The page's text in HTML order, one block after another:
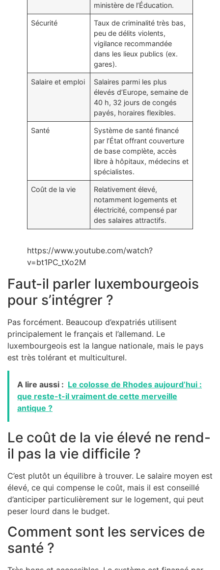
ministère de l’Éducation.
Sécurité
Taux de criminalité très bas,
peu de délits violents,
vigilance recommandée
dans les lieux publics (ex.
gares).
Salaire et emploi
Salaires parmi les plus
élevés d’Europe, semaine de
40 h, 32 jours de congés
payés, horaires flexibles.
Santé
Système de santé financé
par l’État offrant couverture
de base complète, accès
libre à hôpitaux, médecins et
spécialistes.
Coût de la vie
Relativement élevé,
notamment logements et
électricité, compensé par
des salaires attractifs.
https://www.youtube.com/watch?
v=bt1PC_tXo2M
Faut-il parler luxembourgeois
pour s’intégrer ?
Pas forcément. Beaucoup d’expatriés utilisent
principalement le français et l’allemand. Le
luxembourgeois est la langue nationale, mais le pays
est très tolérant et multiculturel.
A lire aussi : Le colosse de Rhodes aujourd’hui :
que reste-t-il vraiment de cette merveille
antique ?
Le coût de la vie élevé ne rend-
il pas la vie difficile ?
C’est plutôt un équilibre à trouver. Le salaire moyen est
élevé, ce qui compense le coût, mais il est conseillé
d’anticiper particulièrement sur le logement, qui peut
peser lourd dans le budget.
Comment sont les services de
santé ?